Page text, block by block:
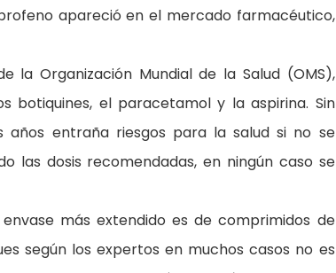
apareció en el mercado farmacéutico,
la Organización Mundial de la Salud (OMS),
botiquines, el paracetamol y la aspirina. Sin
años entraña riesgos para la salud si no se
las dosis recomendadas, en ningún caso se
más extendido es de comprimidos de
según los expertos en muchos casos no es